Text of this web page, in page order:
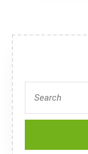
for: